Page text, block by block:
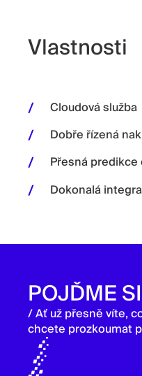
Vlastnosti
Cloudová služba
Dobře řízená
Přesná predikce
Dokonalá
POJĎME
/ Ať už přesně víte,
chcete prozkoumat